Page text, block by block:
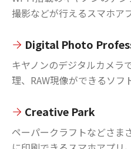
撮影などが行えるスマホア
Digital Photo
キヤノンのデジタルカメラ
理、RAW現像ができるソフ
Creative Park
ペーパークラフトなどさま